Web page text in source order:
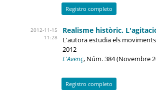
Registro completo
2012-11-15
11:28
Realisme històric.
L'autora estudia els
2012
L'Avenç, Núm. 384 (Novembre
Registro completo